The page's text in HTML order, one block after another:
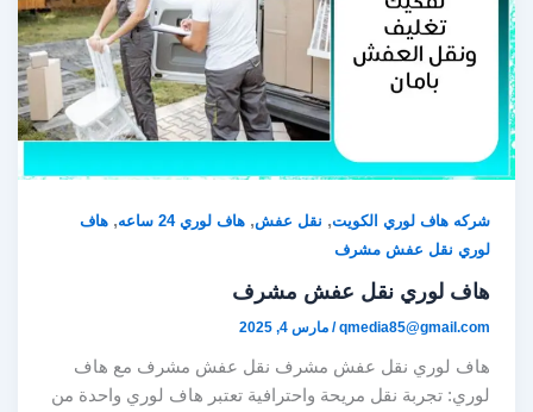
شركه هاف لوري الكويت, نقل عفش,هاف لوري 24 ساعه ,هاف
لوري نقل عفش مشرف
هاف لوري نقل عفش مشرف
qmedia85@gmail.com
/مارس 4, 2025
هاف لوري نقل عفش مشرف نقل عفش مشرف مع هاف
لوري: تجربة نقل مريحة واحترافية تعتبر هاف لوري واحدة من